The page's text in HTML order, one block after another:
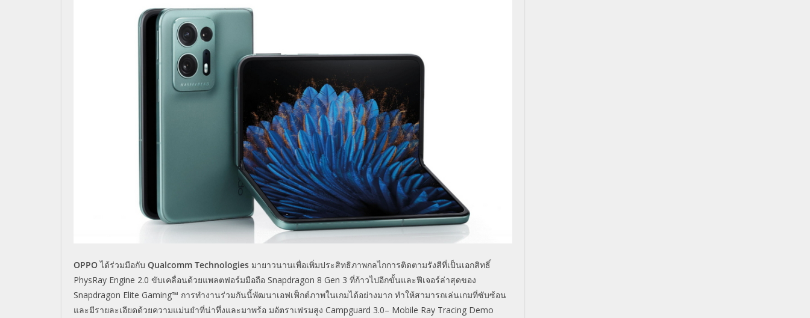
OPPOได้ร่วมมือกับ Qualcomm Technologies มายาวนานเพื่อเพิ่มประสิทธิภาพกลไกการติดตามรังสีที่เป็นเอกสิทธิ์
PhysRay Engine 2.0 ขับเคลื่อนด้วยแพลตฟอร์มมือถือ Snapdragon 8 Gen 3 ที่ก้าวไปอีกขั้นและฟีเจอร์ล่าสุดของ
Snapdragon Elite Gaming™ การทำงานร่วมกันนี้พัฒนาเอฟเฟ็กต์ภาพในเกมได้อย่างมาก ทำให้สามารถเล่นเกมที่ซับซ้อน
และมีรายละเอียดด้วยความแม่นยำที่น่าทึ่งและมาพร้อ มอัตราเฟรมสูง Campguard 3.0– Mobile Ray Tracing Demo